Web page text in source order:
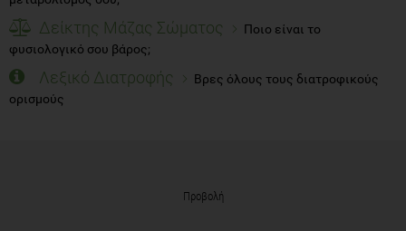
Δείκτης Μάζας Σώματος
Ποιο είναι το
φυσιολογικό σου βάρος;
Λεξικό Διατροφής
Βρες όλους τους διατροφικούς
ορισμούς
Προβολή